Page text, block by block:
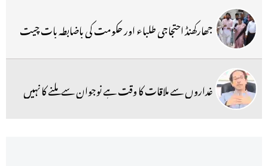
جھارکھنڈ احتجاجی طلباء اور حکومت کی باضابطہ بات چیت
غداروں سے ملاقات کا وقت ہے نوجوان سے ملنے کا نہیں